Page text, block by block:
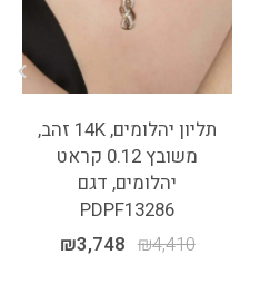
תליון יהלומים, 14K זהב,
משובץ 0.12 קראט
יהלומים, דגם
PDPF13286
₪4,410
₪3,748